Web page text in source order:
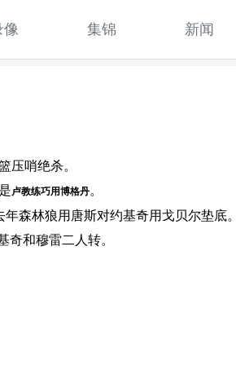
像 集锦 新闻
压哨绝杀。
卢教练巧用博格丹。
森林狼用唐斯对约基奇用戈贝尔垫底
和穆雷二人转。